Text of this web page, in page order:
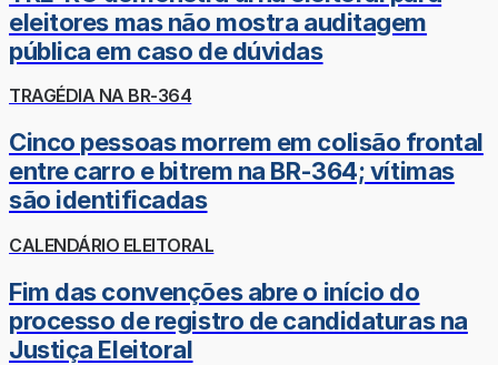
eleitores mas não mostra auditagem
pública em caso de dúvidas
TRAGÉDIA NA BR-364
Cinco pessoas morrem em colisão frontal
entre carro e bitrem na BR-364; vítimas
são identificadas
CALENDÁRIO ELEITORAL
Fim das convenções abre o início do
processo de registro de candidaturas na
Justiça Eleitoral